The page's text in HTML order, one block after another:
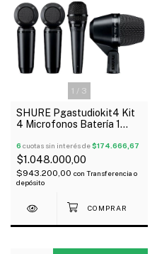
1 / 3
SHURE Pgastudiokit4 Kit
4 Microfonos Batería 1
Pga181 Oferta!
6 cuotas sin interés de$174.666,67
$1.048.000,00
$943.200,00 con Transferencia o
depósito